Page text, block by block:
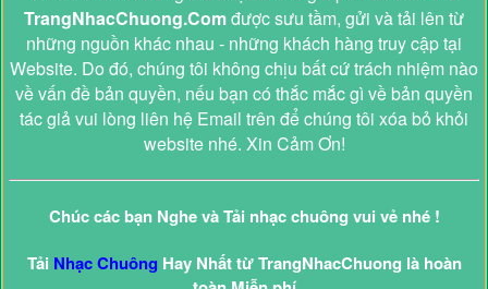
TrangNhacChuong.Comđược sưu tầm, gửi và tải lên từ
những nguồn khác nhau - những khách hàng truy cập tại
Website. Do đó, chúng tôi không chịu bất cứ trách nhiệm nào
về vấn đề bản quyền, nếu bạn có thắc mắc gì về bản quyền
tác giả vui lòng liên hệ Email trên để chúng tôi xóa bỏ khỏi
website nhé. Xin Cảm Ơn!
Chúc các bạn Nghe và Tải nhạc chuông vui vẻ nhé !
Tải Nhạc Chuông Hay Nhất từ TrangNhacChuong là hoàn